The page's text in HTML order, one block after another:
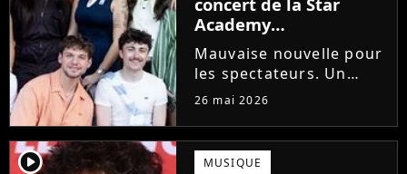
Academy
définitivement annulé
Mauvaise nouvelle pour
les spectateurs. Un
concert de la Star
dernière minute pour
des raisons de santé, ne
26 mai 2026
player2 MUSIQUE